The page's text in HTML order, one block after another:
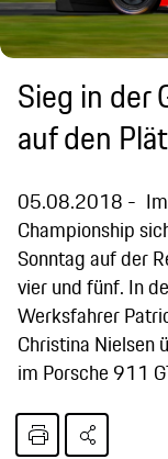
Sieg in der
auf den
05.08.2018
Championship
Sonntag auf der
vier und fünf. In
Werksfahrer
Christina Nielsen
im Porsche 911